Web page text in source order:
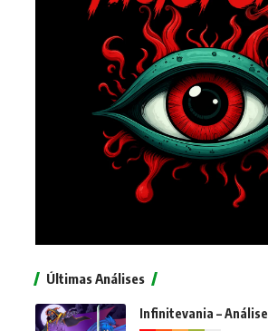
Últimas Análises
Infinitevania – Análise